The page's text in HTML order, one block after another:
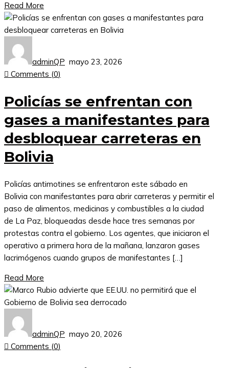
Read More
adminQP mayo 23, 2026
Comments (0)
Policías se enfrentan con
gases a manifestantes para
desbloquear carreteras en
Bolivia
Policías antimotines se enfrentaron este sábado en
Bolivia con manifestantes para abrir carreteras y permitir el
paso de alimentos, medicinas y combustibles a la ciudad
de La Paz, bloqueadas desde hace tres semanas por
protestas contra el gobierno. Los agentes, que iniciaron el
operativo a primera hora de la mañana, lanzaron gases
lacrimógenos cuando grupos de manifestantes […]
Read More
adminQP mayo 20, 2026
Comments (0)